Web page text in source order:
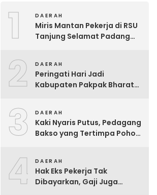
1 DAERAH
Miris Mantan Pekerja di RSU
Tanjung Selamat Padang
2 DAERAH
Peringati Hari Jadi
Kabupaten Pakpak Bharat
dan Budaya
3 DAERAH
Kaki Nyaris Putus, Pedagang
Bakso yang Tertimpa Pohon
4 DAERAH
Hak Eks Pekerja Tak
Dibayarkan, Gaji Juga